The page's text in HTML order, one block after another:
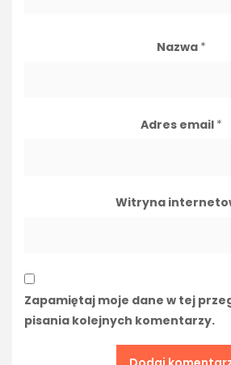
Nazwa *
Adres email *
Witryna
Zapamiętaj moje dane w tej
pisania kolejnych komentarzy.